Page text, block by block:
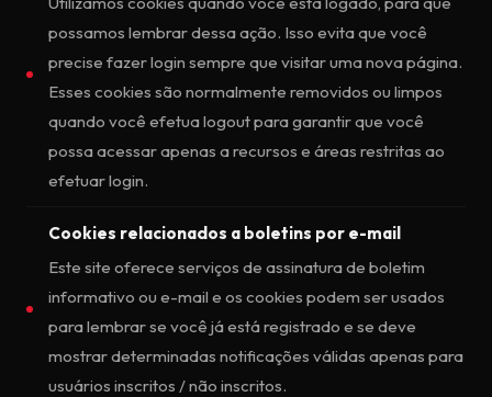
possamos lembrar dessa ação. Isso evita que você
precise fazer login sempre que visitar uma nova página.
Esses cookies são normalmente removidos ou limpos
quando você efetua logout para garantir que você
possa acessar apenas a recursos e áreas restritas ao
efetuar login.
Cookies relacionados a boletins por e-mail
Este site oferece serviços de assinatura de boletim
informativo ou e-mail e os cookies podem ser usados
para lembrar se você já está registrado e se deve
mostrar determinadas notificações válidas apenas para
usuários inscritos / não inscritos.